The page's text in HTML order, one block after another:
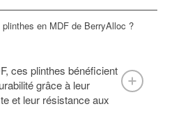
en MDF de BerryAlloc ?
ces plinthes bénéficient
grâce à leur
et leur résistance aux